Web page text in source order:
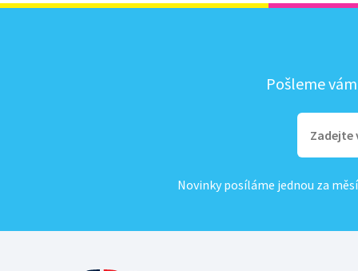
Pošleme
Novinky posíláme jednou za